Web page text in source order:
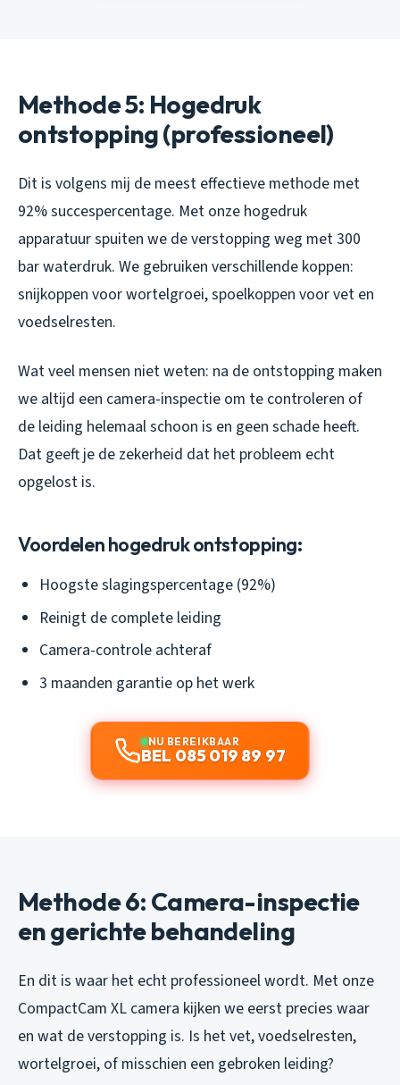
Methode 5: Hogedruk
ontstopping (professioneel)
Dit is volgens mij de meest effectieve methode met
92% succespercentage. Met onze hogedruk
apparatuur spuiten we de verstopping weg met 300
bar waterdruk. We gebruiken verschillende koppen:
snijkoppen voor wortelgroei, spoelkoppen voor vet en
voedselresten.
Wat veel mensen niet weten: na de ontstopping maken
we altijd een camera-inspectie om te controleren of
de leiding helemaal schoon is en geen schade heeft.
Dat geeft je de zekerheid dat het probleem echt
opgelost is.
Voordelen hogedruk ontstopping:
Hoogste slagingspercentage (92%)
Reinigt de complete leiding
Camera-controle achteraf
3 maanden garantie op het werk
NU BEREIKBAAR
BEL 085 019 89 97
Methode 6: Camera-inspectie
en gerichte behandeling
En dit is waar het echt professioneel wordt. Met onze
CompactCam XL camera kijken we eerst precies waar
en wat de verstopping is. Is het vet, voedselresten,
wortelgroei, of misschien een gebroken leiding?